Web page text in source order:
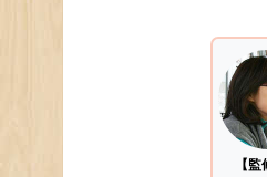
【監